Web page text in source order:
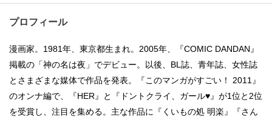
プロフィール
漫画家。1981年、東京都生まれ。2005年、『COMIC DANDAN』
掲載の「神の名は夜」でデビュー。以後、BL誌、青年誌、女性誌
とさまざまな媒体で作品を発表。『このマンガがすごい！ 2011』
のオンナ編で、『HER』と『ドントクライ、ガール♥』が1位と2位
を受賞し、注目を集める。主な作品に『くいもの処 明楽』『さん